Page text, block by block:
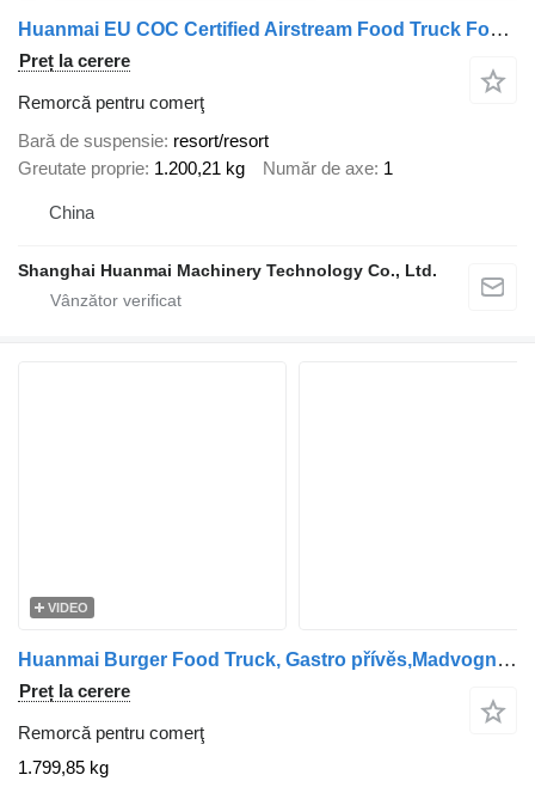
Huanmai EU COC Certified Airstream Food Truck Food Trailer
Preț la cerere
Remorcă pentru comerţ
Bară de suspensie resort/resort
Greutate proprie 1.200,21 kg Număr de axe 1
China
Shanghai Huanmai Machinery Technology Co., Ltd.
VIDEO
Huanmai Burger Food Truck, Gastro přívěs,Madvogn Foodtruck
Preț la cerere
Remorcă pentru comerţ
1.799,85 kg